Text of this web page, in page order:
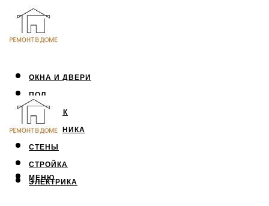
ОКНА И ДВЕРИ
ПОЛ
ПОТОЛОК
САНТЕХНИКА
СТЕНЫ
СТРОЙКА
ЭЛЕКТРИКА
МЕНЮ